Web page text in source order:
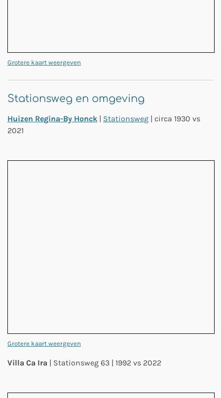
Grotere kaart weergeven
Stationsweg en omgeving
Huizen Regina-By Honck | Stationsweg | circa 1930 vs
2021
Grotere kaart weergeven
Villa Ca Ira | Stationsweg 63 | 1992 vs 2022